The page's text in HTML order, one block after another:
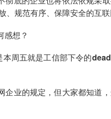
规范有序、保障安全的互联
感想？
周五就是工信部下令的
企业的规定，但大家都知道